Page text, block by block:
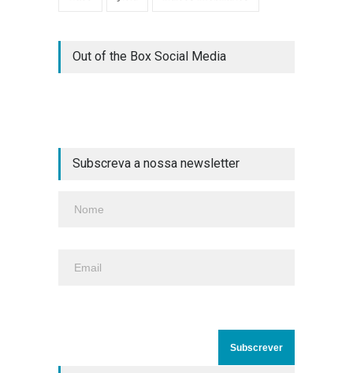
Out of the Box Social Media
Subscreva a nossa newsletter